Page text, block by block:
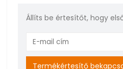
Állíts be értesítőt, hogy
Enter
email
Termékértesítő